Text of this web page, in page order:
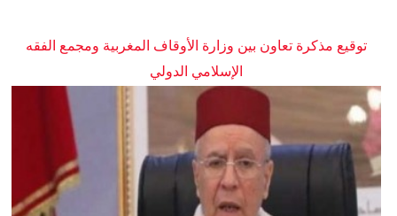
توقيع مذكرة تعاون بين وزارة الأوقاف المغربية ومجمع الفقه
الإسلامي الدولي